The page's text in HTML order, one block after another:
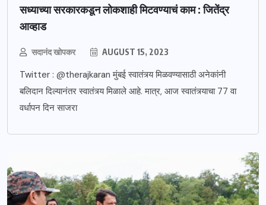
सध्याच्या सरकारकडून लोकशाही मिटवण्याचं काम : जितेंद्र
आव्हाड
सदानंद खोपकर AUGUST 15, 2023
Twitter : @therajkaran मुंबई स्वातंत्र्य मिळवण्यासाठी अनेकांनी
बलिदान दिल्यानंतर स्वातंत्र्य मिळाले आहे. मात्र, आज स्वातंत्र्याचा 77 वा
वर्धापन दिन साजरा